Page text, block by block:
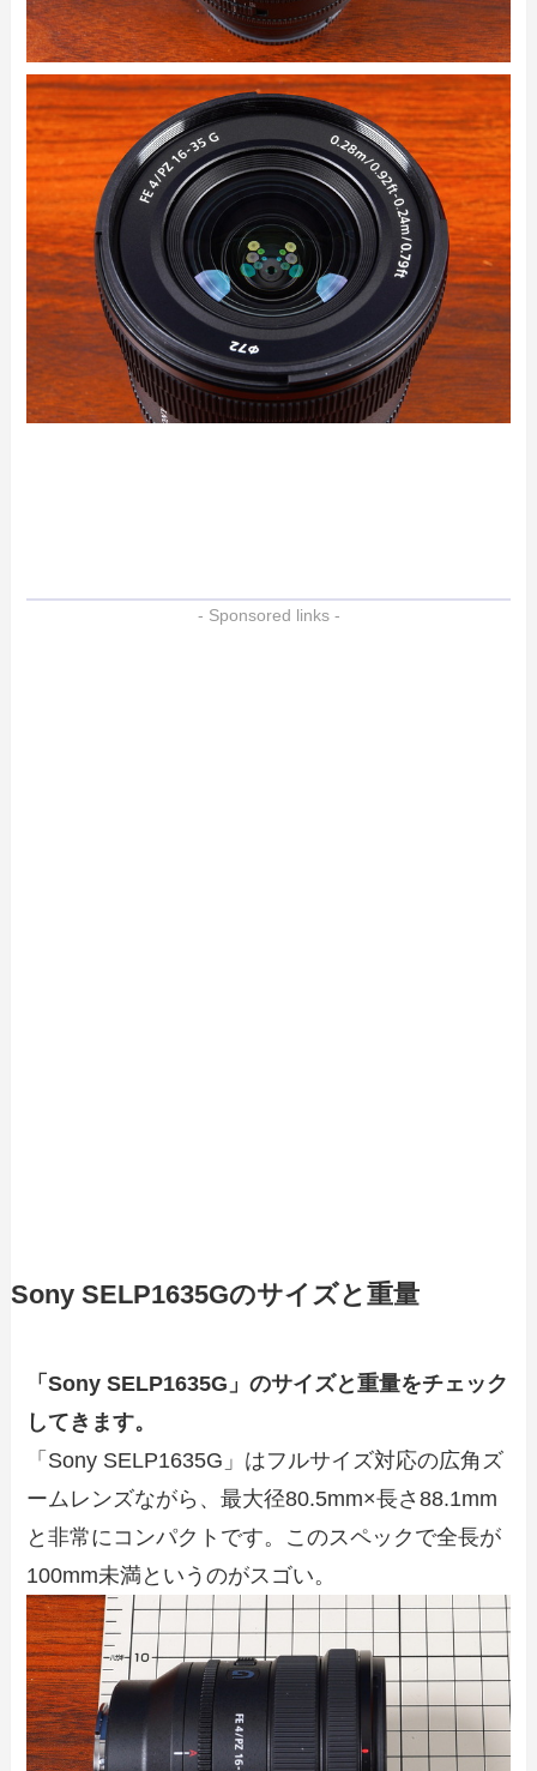
- Sponsored links -
Sony SELP1635Gのサイズと重量
「Sony SELP1635G」のサイズと重量をチェック
してきます。
「Sony SELP1635G」はフルサイズ対応の広角ズ
ームレンズながら、最大径80.5mm×長さ88.1mm
と非常にコンパクトです。このスペックで全長が
100mm未満というのがスゴい。